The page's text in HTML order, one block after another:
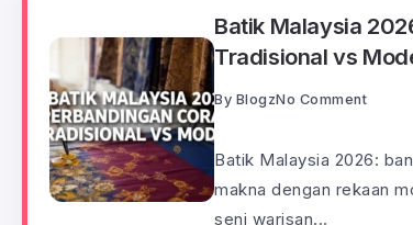
Batik Malaysia
Tradisional vs
By BlogzNo Comment
Batik Malaysia 2026:
makna dengan rekaan
seni warisan...